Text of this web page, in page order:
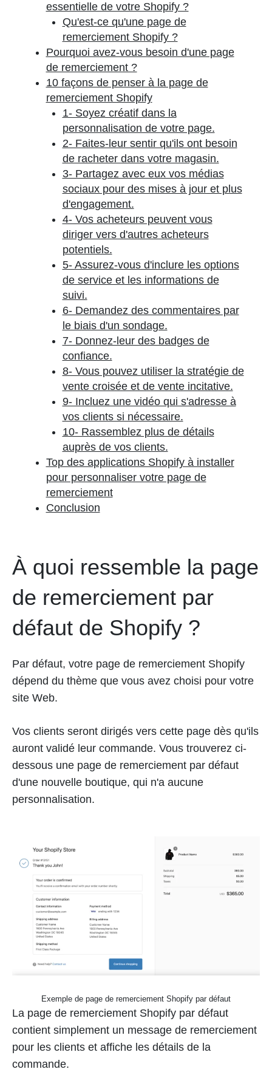
essentielle de votre Shopify ?
Qu'est-ce qu'une page de
remerciement Shopify ?
Pourquoi avez-vous besoin d'une page
de remerciement ?
10 façons de penser à la page de
remerciement Shopify
1- Soyez créatif dans la
personnalisation de votre page.
2- Faites-leur sentir qu'ils ont besoin
de racheter dans votre magasin.
3- Partagez avec eux vos médias
sociaux pour des mises à jour et plus
d'engagement.
4- Vos acheteurs peuvent vous
diriger vers d'autres acheteurs
potentiels.
5- Assurez-vous d'inclure les options
de service et les informations de
suivi.
6- Demandez des commentaires par
le biais d'un sondage.
7- Donnez-leur des badges de
confiance.
8- Vous pouvez utiliser la stratégie de
vente croisée et de vente incitative.
9- Incluez une vidéo qui s'adresse à
vos clients si nécessaire.
10- Rassemblez plus de détails
auprès de vos clients.
Top des applications Shopify à installer
pour personnaliser votre page de
remerciement
Conclusion
À quoi ressemble la page
de remerciement par
défaut de Shopify ?
Par défaut, votre page de remerciement Shopify
dépend du thème que vous avez choisi pour votre
site Web.
Vos clients seront dirigés vers cette page dès qu'ils
auront validé leur commande. Vous trouverez ci-
dessous une page de remerciement par défaut
d'une nouvelle boutique, qui n'a aucune
personnalisation.
Exemple de page de remerciement Shopify par défaut
La page de remerciement Shopify par défaut
contient simplement un message de remerciement
pour les clients et affiche les détails de la
commande.